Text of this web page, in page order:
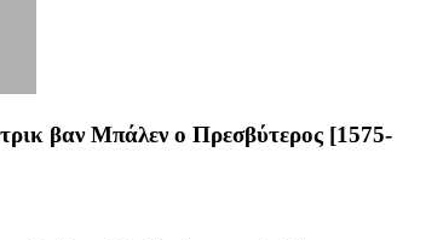
βαν Μπάλεν ο Πρεσβύτερος [1575-